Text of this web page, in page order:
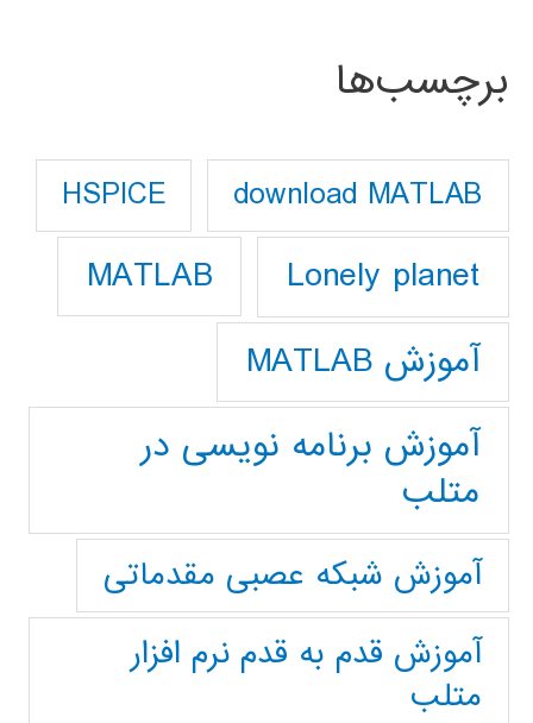
برچسب‌ها
download MATLAB
HSPICE
Lonely planet
MATLAB
آموزش MATLAB
آموزش برنامه نویسی در
متلب
آموزش شبکه عصبی مقدماتی
آموزش قدم به قدم نرم افزار
متلب